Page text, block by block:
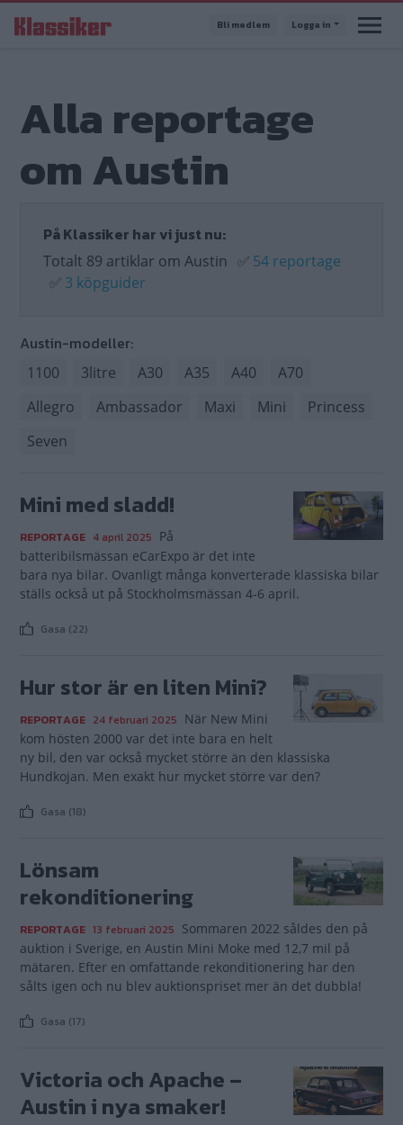
till
Bli medlem Logga in
Alla reportage
om Austin
På Klassiker har vi just nu:
Totalt 89 artiklar om Austin ✅ 54 reportage
✅ 3 köpguider
Austin-modeller:
1100 3litre A30 A35 A40
A70
Allegro
Ambassador Maxi Mini
Princess
Seven
Mini med sladd!
REPORTAGE 4 april 2025 På
batteribilsmässan eCarExpo är det inte
bara nya bilar. Ovanligt många konverterade klassiska bilar
ställs också ut på Stockholmsmässan 4-6 april.
Gasa (22)
Hur stor är en liten Mini?
REPORTAGE 24 februari 2025 När New Mini
kom hösten 2000 var det inte bara en helt
ny bil, den var också mycket större än den klassiska
Hundkojan. Men exakt hur mycket större var den?
Gasa (18)
Lönsam
rekonditionering
REPORTAGE 13 februari 2025 Sommaren 2022 såldes den på
auktion i Sverige, en Austin Mini Moke med 12,7 mil på
mätaren. Efter en omfattande rekonditionering har den
sålts igen och nu blev auktionspriset mer än det dubbla!
Gasa (17)
Victoria och Apache –
Austin i nya smaker!